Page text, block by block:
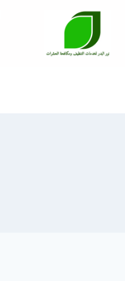
المحتوى